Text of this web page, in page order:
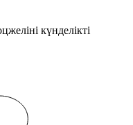
күнделікті